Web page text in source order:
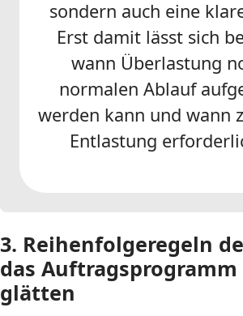
sondern auch eine
Erst damit lässt sich
wann Überlastung
normalen Ablauf
werden kann und wann
Entlastung
3. Reihenfolgeregeln
das
glätten